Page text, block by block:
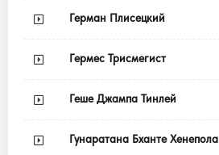
Герман Плисецкий
Гермес Трисмегист
Геше Джампа Тинлей
Гунаратана Бханте Хенепола